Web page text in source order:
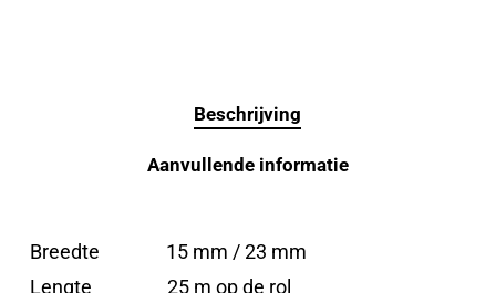
Beschrijving
Aanvullende informatie
Breedte 15 mm / 23 mm
Lengte 25 m op de rol